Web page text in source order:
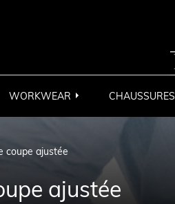
WORKWEAR CHAUSSURES
coupe ajustée
ajustée